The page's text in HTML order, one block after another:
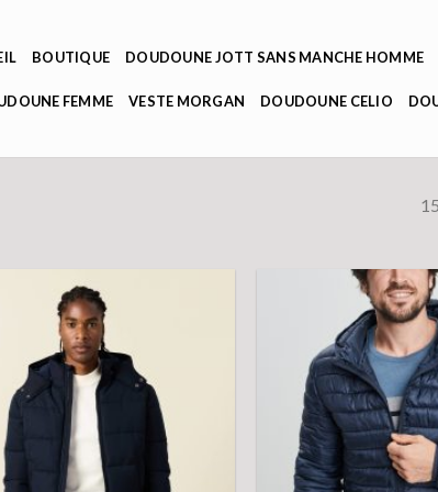
BOUTIQUE DOUDOUNE JOTT SANS MANCHE HOMME
FEMME VESTE MORGAN DOUDOUNE CELIO